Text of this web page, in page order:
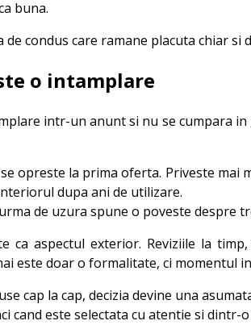
buna.
condus care ramane placuta chiar si
o intamplare
intr-un anunt si nu se cumpara
opreste la prima oferta. Priveste
dupa ani de utilizare.
de uzura spune o poveste despre
ca aspectul exterior. Reviziile la
este doar o formalitate, ci momentul
cap la cap, decizia devine una
cand este selectata cu atentie si dintr-